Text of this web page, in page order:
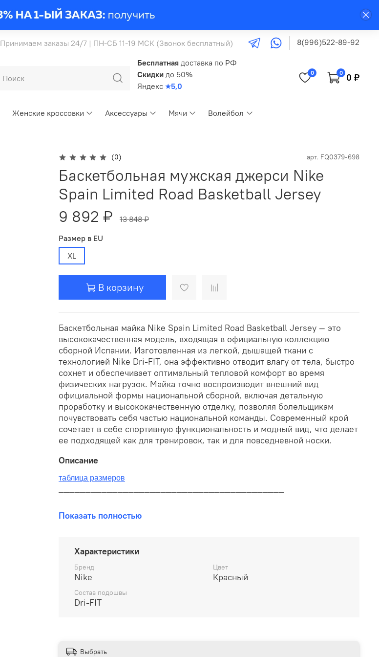
Принимаем заказы 24/7 | ПН-СБ 11-19 МСК (Звонок бесплатный) 8(996)522-89-92
Бесплатная доставка по РФ
Скидки до 50%
Яндекс ★5,0
0 0 0 ₽
Женские кроссовки Аксессуары Мячи
Волейбол
(0) арт. FQ0379-698
Баскетбольная мужская джерси Nike
Spain Limited Road Basketball Jersey
9 892 ₽
13 848 ₽
Размер в EU
XL
В корзину
Баскетбольная майка Nike Spain Limited Road Basketball Jersey — это
высококачественная модель, входящая в официальную коллекцию
сборной Испании. Изготовленная из легкой, дышащей ткани с
технологией Nike Dri-FIT, она эффективно отводит влагу от тела, быстро
сохнет и обеспечивает оптимальный тепловой комфорт во время
физических нагрузок. Майка точно воспроизводит внешний вид
официальной формы национальной сборной, включая детальную
проработку и высококачественную отделку, позволяя болельщикам
почувствовать себя частью национальной команды. Современный крой
сочетает в себе спортивную функциональность и модный вид, что делает
ее подходящей как для тренировок, так и для повседневной носки.
Описание
таблица размеров
__________________________________________
Бесплатная доставка:
По всей России от 10 до 14 дней
Почтой России 1 классом
Показать полностью
Характеристики
Бренд
Nike
Цвет
Красный
Состав подошвы
Dri-FIT
Выбрать